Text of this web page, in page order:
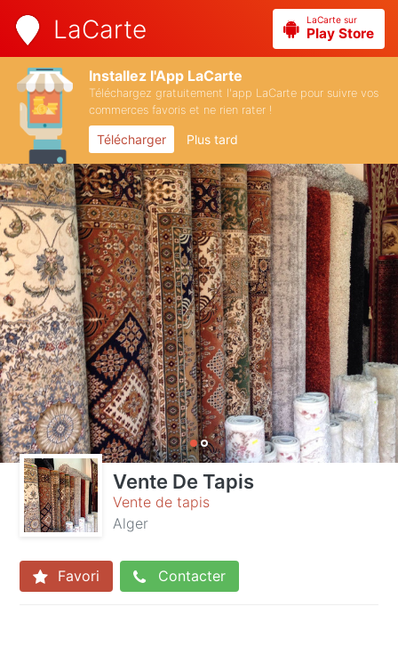
LaCarte LaCarte sur
Play Store
Installez l'App LaCarte
Téléchargez gratuitement l'app LaCarte pour suivre vos
commerces favoris et ne rien rater !
Télécharger Plus tard
Vente De Tapis
Vente de tapis
Alger
Favori Contacter